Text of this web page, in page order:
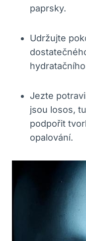
paprsky.
Udržujte
Jezte
jsou losos,
podpořit
opalování.